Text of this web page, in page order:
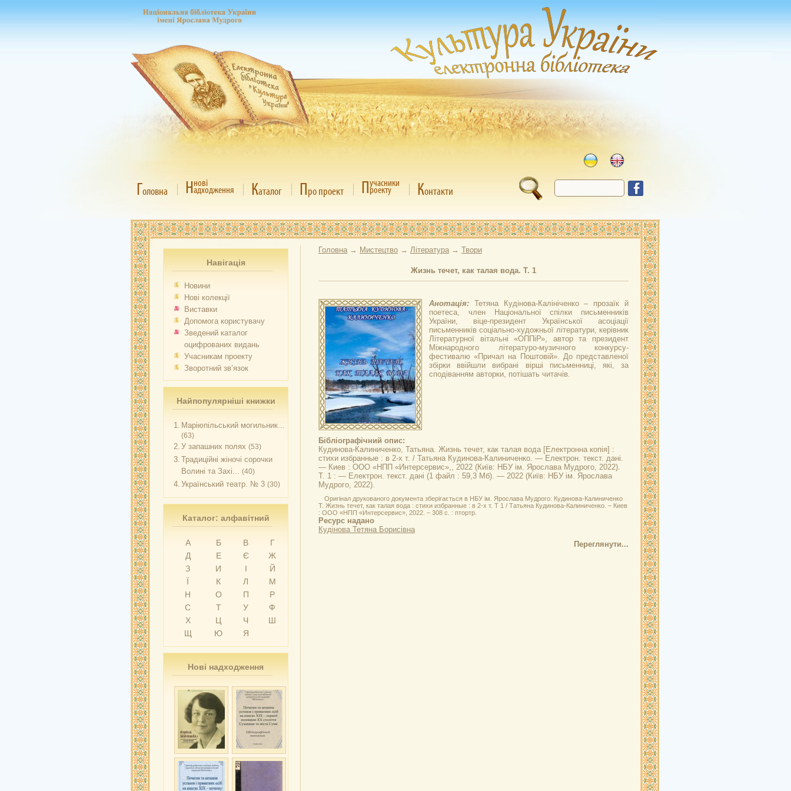
Головна Ннові
адходження Каталог Про проект Пучасники
роекту Контакти
Навігація
Новини
Нові колекції
Виставки
Допомога користувачу
Зведений каталог
оцифрованих видань
Учасникам проекту
Зворотний зв’язок
Найпопулярніші книжки
1. Маріюпільський могильник...
(63)
2. У запашних полях (53)
3. Традиційні жіночі сорочки
Волині та Захі... (40)
4. Український театр. № 3 (30)
Каталог: алфавітний
А Б В
Г
Д
Е Є
Ж
З
И І
Й
Ї
К Л
М
Н
О П
Р
С
Т У
Ф
Х
Ц Ч
Ш
Щ
Ю Я
Нові надходження
Головна → Мистецтво → Література → Твори
Жизнь течет, как талая вода. Т. 1
Анотація: Тетяна Кудінова-Калініченко – прозаїк й
поетеса, член Національної спілки письменників
України, віце-президент Української асоціації
письменників соціально-художньої літератури, керівник
Літературної вітальні «ОППіР», автор та президент
Міжнародного літературо-музичного конкурсу-
фестивалю «Причал на Поштовій». До представленої
збірки ввійшли вибрані вірші письменниці, які, за
сподіванням авторки, потішать читачів.
Бібліографічний опис:
Кудинова-Калиниченко, Татьяна. Жизнь течет, как талая вода [Електронна копія] :
стихи избранные : в 2-х т. / Татьяна Кудинова-Калиниченко. — Електрон. текст. дані.
— Киев : ООО «НПП «Интерсервис»,, 2022 (Київ: НБУ ім. Ярослава Мудрого, 2022).
Т. 1 : — Електрон. текст. дані (1 файл : 59,3 Мб). — 2022 (Київ: НБУ ім. Ярослава
Мудрого, 2022).
Оригінал друкованого документа зберігається в НБУ ім. Ярослава Мудрого: Кудинова-Калиниченко
Т. Жизнь течет, как талая вода : стихи избранные : в 2-х т. Т 1 / Татьяна Кудинова-Калиниченко. – Киев
: ООО «НПП «Интерсервис», 2022. – 308 с. : птортр.
Ресурс надано
Кудінова Тетяна Борисівна
Переглянути...